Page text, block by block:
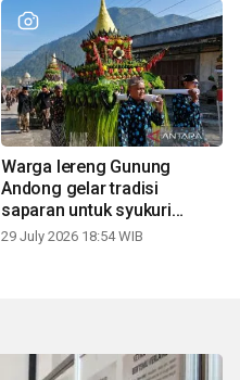
Warga lereng Gunung
Andong gelar tradisi
saparan untuk syukuri
panen
29 July 2026 18:54 WIB